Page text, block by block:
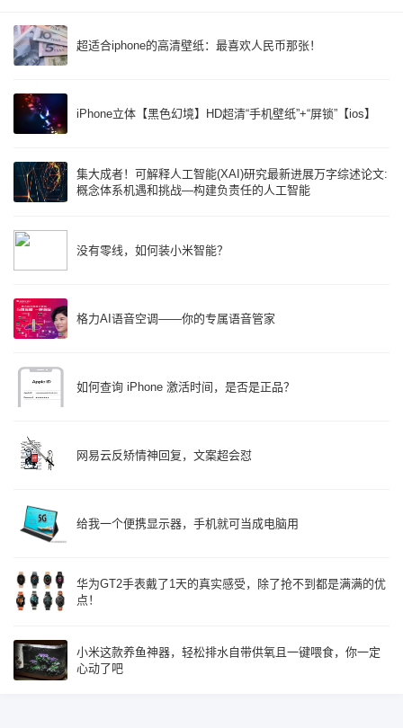
超适合iphone的高清壁纸：最喜欢人民币那张！
iPhone立体【黑色幻境】HD超清“手机壁纸”+“屏锁”【ios】
集大成者！可解释人工智能(XAI)研究最新进展万字综述论文:
概念体系机遇和挑战—构建负责任的人工智能
没有零线，如何装小米智能？
格力AI语音空调——你的专属语音管家
如何查询 iPhone 激活时间，是否是正品？
网易云反矫情神回复，文案超会怼
给我一个便携显示器，手机就可当成电脑用
华为GT2手表戴了1天的真实感受，除了抢不到都是满满的优
点！
小米这款养鱼神器，轻松排水自带供氧且一键喂食，你一定
心动了吧